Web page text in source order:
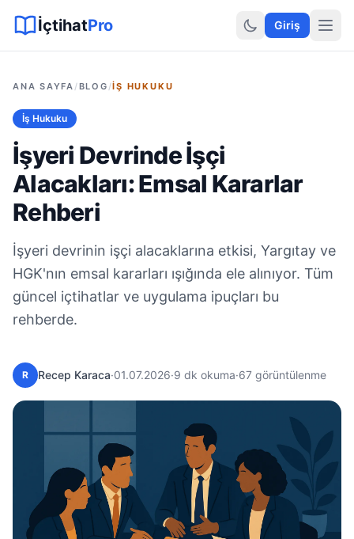
Hukuki Araçlar
İçtihatPro Giriş
ANA SAYFA /BLOG /İŞ HUKUKU
İş Hukuku
İşyeri Devrinde İşçi
Alacakları: Emsal Kararlar
Rehberi
İşyeri devrinin işçi alacaklarına etkisi, Yargıtay ve
HGK'nın emsal kararları ışığında ele alınıyor. Tüm
güncel içtihatlar ve uygulama ipuçları bu
rehberde.
R Recep Karaca·01.07.2026·9 dk okuma·67 görüntülenme